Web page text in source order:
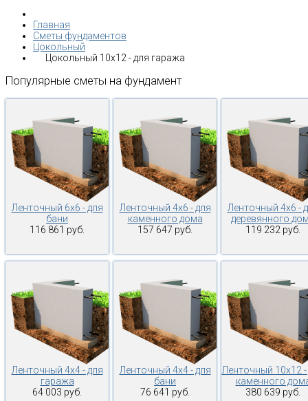
Главная
Сметы фундаментов
Цокольный
Цокольный 10х12 - для гаража
Популярные сметы на фундамент
Ленточный 6х6 - для
бани
116 861 руб.
Ленточный 4х6 - для
каменного дома
157 647 руб.
Ленточный 4х6 -
деревянного
119 232 руб.
Ленточный 4х4 - для
гаража
64 003 руб.
Ленточный 4х4 - для
бани
76 641 руб.
Ленточный 10х12 -
каменного
380 639 руб.